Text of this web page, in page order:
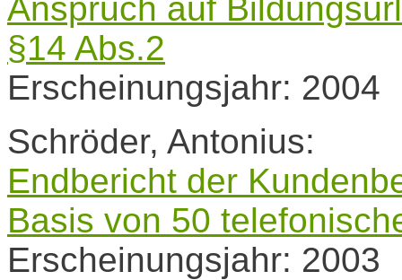
Anspruch auf
§14 Abs.2
Erscheinungsjahr: 2004
Schröder, Antonius:
Endbericht der
Basis von 50
Erscheinungsjahr: 2003